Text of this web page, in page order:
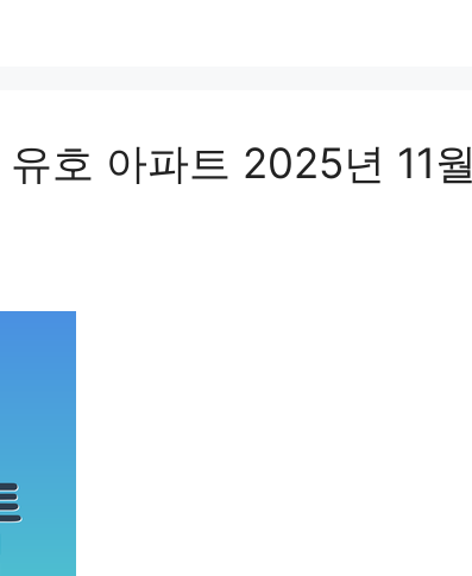
호 아파트 2025년 11월